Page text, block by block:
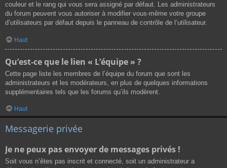
couleur et le rang qui vous sera assigné par défaut. Les administrateurs
du forum peuvent vous autoriser à modifier vous-même votre groupe
d’utilisateurs par défaut depuis le panneau de contrôle de l’utilisateur.
Haut
Qu’est-ce que le lien « L’équipe » ?
Cette page liste les membres de l’équipe du forum que sont les
administrateurs et les modérateurs, en plus de quelques informations
supplémentaires tels que les forums qu’ils modèrent.
Haut
Messagerie privée
Je ne peux pas envoyer de messages privés !
Soit vous n’êtes pas inscrit et connecté, soit un administrateur a